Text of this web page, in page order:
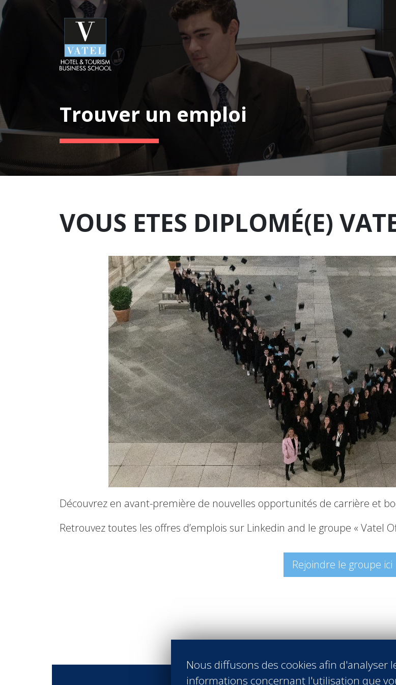
Trouver un emploi
VOUS ETES DIPLOMÉ(E)
Découvrez en avant-première de nouvelles opportunités de carrière et
Retrouvez toutes les offres d’emplois sur Linkedin and le groupe « Vatel
Rejoindre le groupe ici
Nous diffusons des cookies afin d'analyser
informations concernant l'utilisation que